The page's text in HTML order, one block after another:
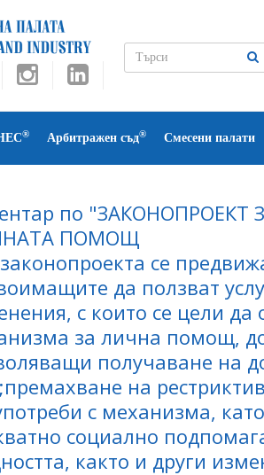
® Арбитражен съд® Смесени палати
по
ПОМОЩ
се
да ползват
с които се цели да
за лична помощ,
получаване на
на
с механизма,
социално
както и други